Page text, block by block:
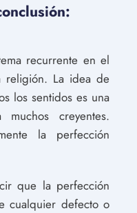
recurrente en el
religión. La idea de
los sentidos es una
muchos creyentes.
la perfección
que la perfección
cualquier defecto o